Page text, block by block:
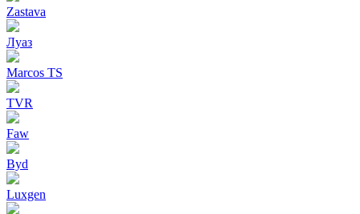
Zastava
Луаз
Marcos TS
TVR
Faw
Byd
Luxgen